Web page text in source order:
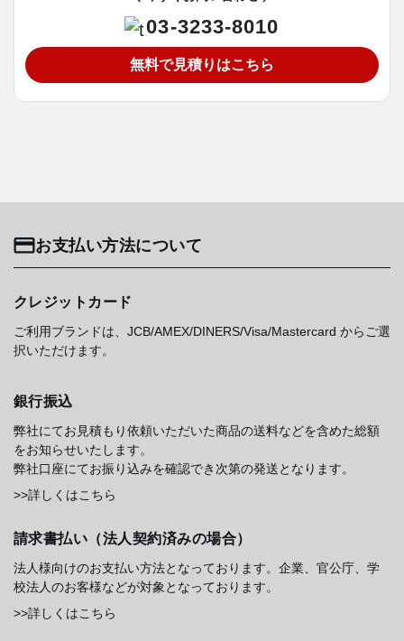
03-3233-8010
無料で見積りはこちら
お支払い方法について
クレジットカード
ご利用ブランドは、JCB/AMEX/DINERS/Visa/Mastercard からご選
択いただけます。
銀行振込
弊社にてお見積もり依頼いただいた商品の送料などを含めた総額
をお知らせいたします。
弊社口座にてお振り込みを確認でき次第の発送となります。
>>詳しくはこちら
請求書払い（法人契約済みの場合）
法人様向けのお支払い方法となっております。企業、官公庁、学
校法人のお客様などが対象となっております。
>>詳しくはこちら